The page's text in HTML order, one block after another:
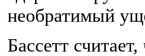
необратимый
Бассетт